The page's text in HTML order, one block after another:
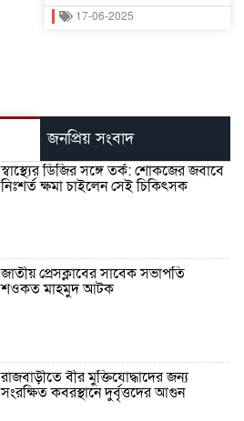
17-06-2025
জনপ্রিয় সংবাদ
স্বাস্থ্যের ডিজির সঙ্গে তর্ক: শোকজের জবাবে
নিঃশর্ত ক্ষমা চাইলেন সেই চিকিৎসক
জাতীয় প্রেসক্লাবের সাবেক সভাপতি
শওকত মাহমুদ আটক
রাজবাড়ীতে বীর মুক্তিযোদ্ধাদের জন্য
সংরক্ষিত কবরস্থানে দুর্বৃত্তদের আগুন